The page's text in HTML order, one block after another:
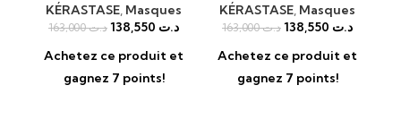
KÉRASTASE, Masques
د.ت163,000 د.ت
Achetez ce produit et
gagnez 7 points!
KÉRASTASE, Masques
د.ت163,000 د.ت
Achetez ce produit et
gagnez 7 points!